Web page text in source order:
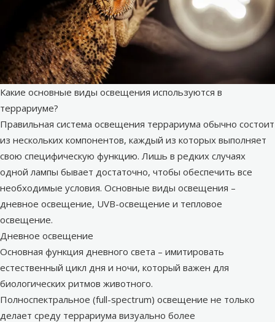
Какие основные виды освещения используются в
террариуме?
Правильная система освещения террариума обычно состоит
из нескольких компонентов, каждый из которых выполняет
свою специфическую функцию. Лишь в редких случаях
одной лампы бывает достаточно, чтобы обеспечить все
необходимые условия. Основные виды освещения –
дневное освещение, UVB-освещение и тепловое
освещение.
Дневное освещение
Основная функция дневного света – имитировать
естественный цикл дня и ночи, который важен для
биологических ритмов животного.
Полноспектральное (full-spectrum) освещение не только
делает среду террариума визуально более